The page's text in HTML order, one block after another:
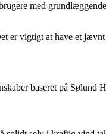
med
vigtigt at have et
baseret på Sølund